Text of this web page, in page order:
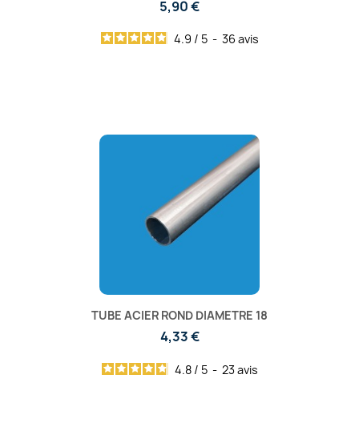
5,90 €
4.9 / 5 - 36 avis
TUBE ACIER ROND DIAMETRE 18
4,33 €
4.8 / 5 - 23avis